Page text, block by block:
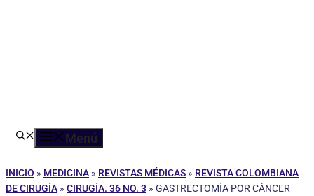
Menú
INICIO » MEDICINA » REVISTAS MÉDICAS » REVISTA COLOMBIANA
DE CIRUGÍA » CIRUGÍA. 36 NO. 3 » GASTRECTOMÍA POR CÁNCER